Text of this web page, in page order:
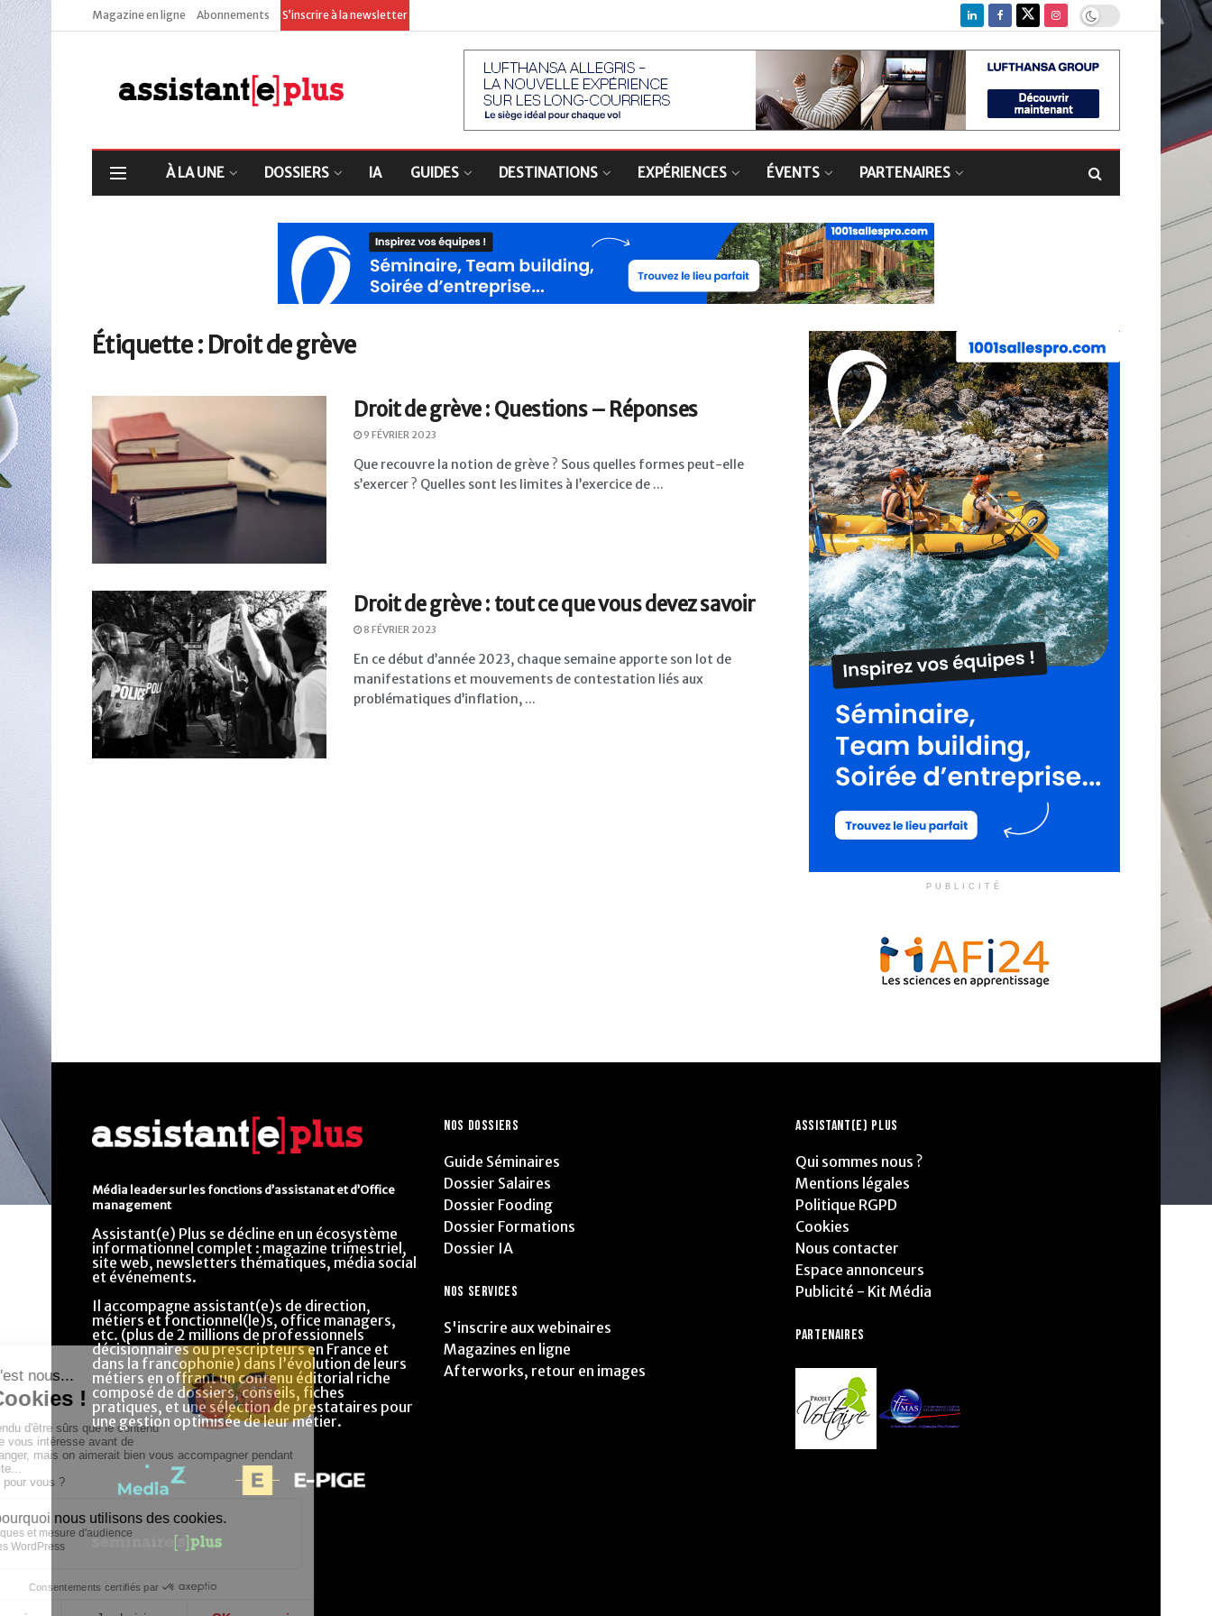
Magazine en ligne Abonnements S’inscrire à la newsletter
À LA UNE DOSSIERS IA GUIDES DESTINATIONS EXPÉRIENCES ÉVENTS PARTENAIRES
Étiquette : Droit de grève
Droit de grève : Questions – Réponses
9 FÉVRIER 2023
Que recouvre la notion de grève ? Sous quelles formes peut-elle
s’exercer ? Quelles sont les limites à l’exercice de ...
Droit de grève : tout ce que vous devez savoir
8 FÉVRIER 2023
En ce début d’année 2023, chaque semaine apporte son lot de
manifestations et mouvements de contestation liés aux
problématiques d’inflation, ...
PUBLICITÉ
Média leader sur les fonctions d’assistanat et d’Office
management
Assistant(e) Plus se décline en un écosystème
informationnel complet : magazine trimestriel,
site web, newsletters thématiques, média social
et événements.
Il accompagne assistant(e)s de direction,
métiers et fonctionnel(le)s, office managers,
etc. (plus de 2 millions de professionnels
décisionnaires ou prescripteurs en France et
dans la francophonie) dans l’évolution de leurs
métiers en offrant un contenu éditorial riche
composé de dossiers, conseils, fiches
pratiques, et une sélection de prestataires pour
une gestion optimisée de leur métier.
NOS DOSSIERS
Guide Séminaires
Dossier Salaires
Dossier Fooding
Dossier Formations
Dossier IA
NOS SERVICES
S'inscrire aux webinaires
Magazines en ligne
Afterworks, retour en images
ASSISTANT(E) PLUS
Qui sommes nous ?
Mentions légales
Politique RGPD
Cookies
Nous contacter
Espace annonceurs
Publicité - Kit Média
PARTENAIRES